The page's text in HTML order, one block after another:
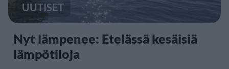
UUTISET
Nyt lämpenee: Etelässä kesäisiä
lämpötiloja